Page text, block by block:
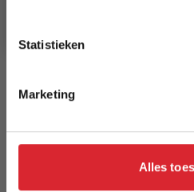
Statistieken
Marketing
Alles
Schrijf uw eigen review
U plaatst een review over:Lugano
smoked oiled oak 110x60 cm